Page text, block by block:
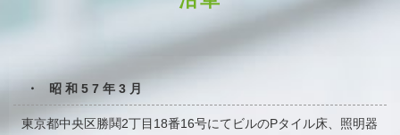
・ 昭和57年3月
東京都中央区勝鬨2丁目18番16号にてビルのPタイル床、 照明器